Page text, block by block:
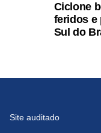
Ciclone
feridos e
Sul do
Site auditado